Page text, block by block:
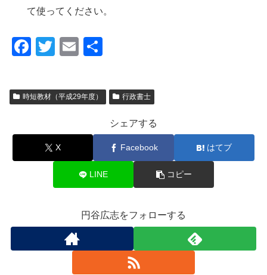
て使ってください。
F
c
e
o
T
tt
er
E
ail
時短教材（平成29年度） 行政書士
シェアする
X Facebook はてブ
LINE コピー
円谷広志をフォローする